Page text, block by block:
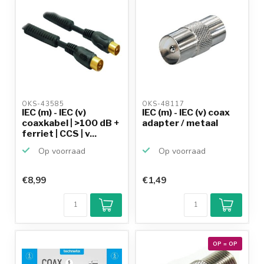
OKS-43585
IEC (m) - IEC (v)
coaxkabel | >100 dB +
ferriet | CCS | v...
Op voorraad
€8,99
OKS-48117
IEC (m) - IEC (v) coax
adapter / metaal
Op voorraad
€1,49
OP = OP